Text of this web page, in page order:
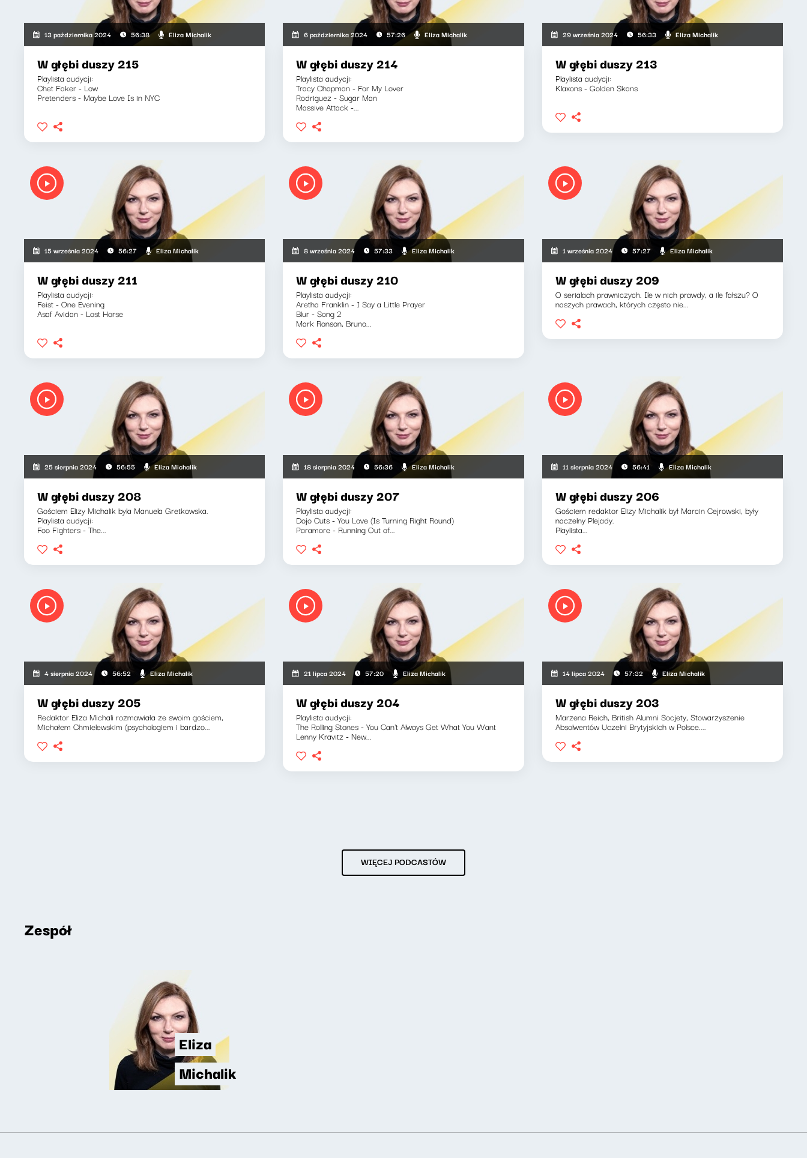
13 października 2024 56:38 Eliza Michalik
W głębi duszy 215
Playlista audycji:
Chet Faker - Low
Pretenders - Maybe Love Is in NYC
6 października 2024 57:26 Eliza Michalik
W głębi duszy 214
Playlista audycji:
Tracy Chapman - For My Lover
Rodriguez - Sugar Man
Massive Attack -...
29 września 2024 56:33 Eliza Michalik
W głębi duszy 213
Playlista audycji:
Klaxons - Golden Skans
15 września 2024 56:27 Eliza Michalik
W głębi duszy 211
Playlista audycji:
Feist - One Evening
Asaf Avidan - Lost Horse
8 września 2024 57:33 Eliza Michalik
W głębi duszy 210
Playlista audycji:
Aretha Franklin - I Say a Little Prayer
Blur - Song 2
Mark Ronson, Bruno...
1 września 2024 57:27 Eliza Michalik
W głębi duszy 209
O serialach prawniczych. Ile w nich prawdy, a ile fałszu? O
naszych prawach, których często nie...
25 sierpnia 2024 56:55 Eliza Michalik
W głębi duszy 208
Gościem Elizy Michalik byla Manuela Gretkowska.
Playlista audycji:
Foo Fighters - The...
18 sierpnia 2024 56:36 Eliza Michalik
W głębi duszy 207
Playlista audycji:
Dojo Cuts - You Love (Is Turning Right Round)
Paramore - Running Out of...
11 sierpnia 2024 56:41 Eliza Michalik
W głębi duszy 206
Gościem redaktor Elizy Michalik był Marcin Cejrowski, były
naczelny Plejady.
Playlista...
4 sierpnia 2024 56:52 Eliza Michalik
W głębi duszy 205
Redaktor Eliza Michali rozmawiała ze swoim gościem,
Michałem Chmielewskim (psychologiem i bardzo...
21 lipca 2024 57:20 Eliza Michalik
W głębi duszy 204
Playlista audycji:
The Rolling Stones - You Can't Always Get What You Want
Lenny Kravitz - New...
14 lipca 2024 57:32 Eliza Michalik
W głębi duszy 203
Marzena Reich, British Alumni Socjety, Stowarzyszenie
Absolwentów Uczelni Brytyjskich w Polsce....
WIĘCEJ PODCASTÓW
Zespół
Eliza
Michalik